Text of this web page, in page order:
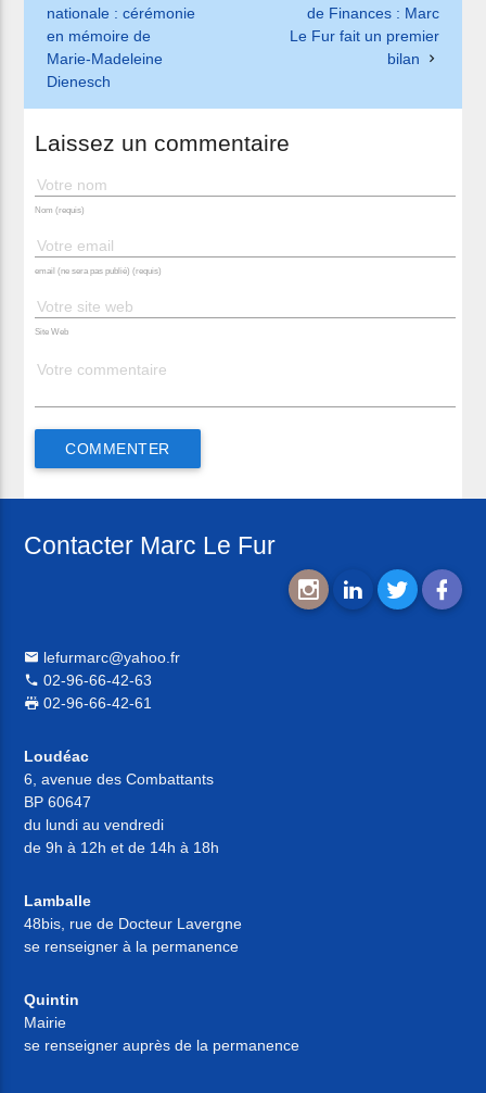
nationale : cérémonie
en mémoire de
Marie-Madeleine
Dienesch
de Finances : Marc
Le Fur fait un premier
bilan
Laissez un commentaire
Nom (requis)
email (ne sera pas publié) (requis)
Site Web
Contacter Marc Le Fur
lefurmarc@yahoo.fr
02-96-66-42-63
02-96-66-42-61
Loudéac
6, avenue des Combattants
BP 60647
du lundi au vendredi
de 9h à 12h et de 14h à 18h
Lamballe
48bis, rue de Docteur Lavergne
se renseigner à la permanence
Quintin
Mairie
se renseigner auprès de la permanence